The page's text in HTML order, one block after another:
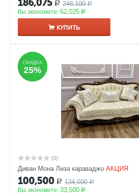
186,075 Р 248,100 Р
Вы экономите: 62,025 Р
КУПИТЬ
СКИДКА
25%
СКИДКА
25%
(0)
Диван Мона Лиза караваджо АКЦИЯ
100,500 Р 134,000 Р
Вы экономите: 33,500 Р